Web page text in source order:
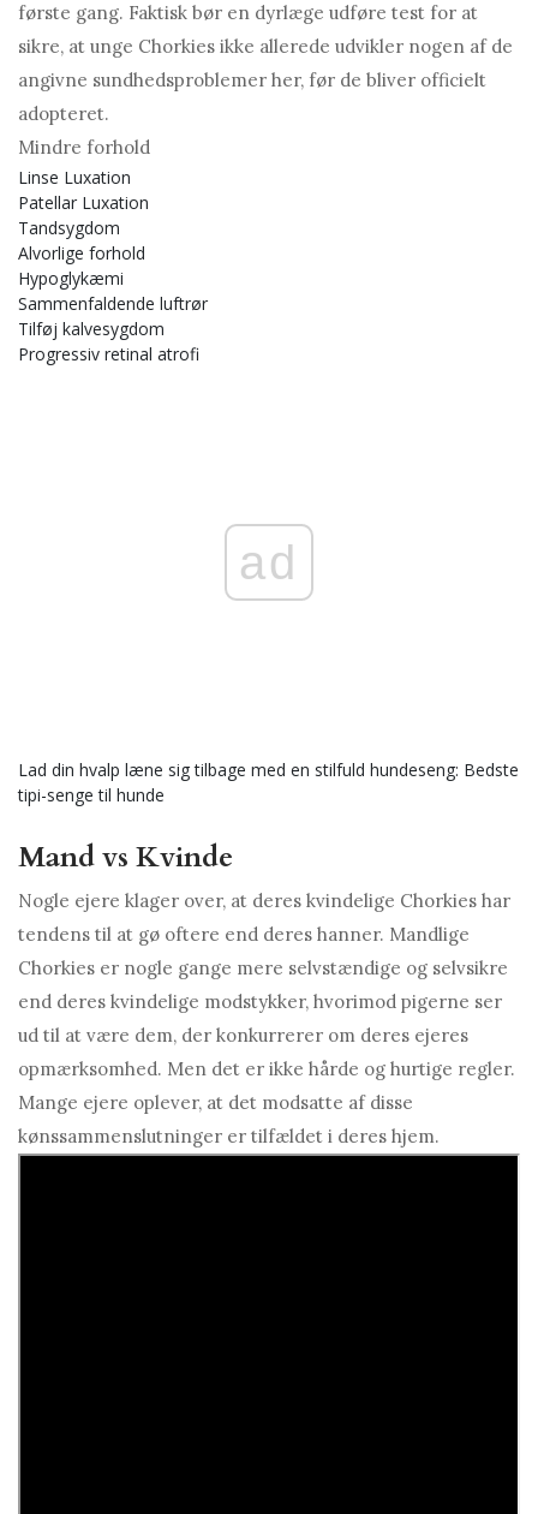
første gang. Faktisk bør en dyrlæge udføre test for at
sikre, at unge Chorkies ikke allerede udvikler nogen af ​​de
angivne sundhedsproblemer her, før de bliver officielt
adopteret.
Mindre forhold
Linse Luxation
Patellar Luxation
Tandsygdom
Alvorlige forhold
Hypoglykæmi
Sammenfaldende luftrør
Tilføj kalvesygdom
Progressiv retinal atrofi
ad
Lad din hvalp læne sig tilbage med en stilfuld hundeseng: Bedste
tipi-senge til hunde
Mand vs Kvinde
Nogle ejere klager over, at deres kvindelige Chorkies har
tendens til at gø oftere end deres hanner. Mandlige
Chorkies er nogle gange mere selvstændige og selvsikre
end deres kvindelige modstykker, hvorimod pigerne ser
ud til at være dem, der konkurrerer om deres ejeres
opmærksomhed. Men det er ikke hårde og hurtige regler.
Mange ejere oplever, at det modsatte af disse
kønssammenslutninger er tilfældet i deres hjem.